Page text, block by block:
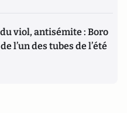
viol, antisémite : Boro
l’un des tubes de l’été